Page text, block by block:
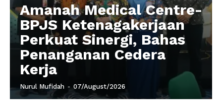
Amanah Medical Centre-
BPJS Ketenagakerjaan
Perkuat Sinergi, Bahas
Penanganan Cedera
Kerja
Nurul Mufidah - 07/August/2026